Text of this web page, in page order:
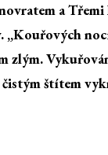
a
„Kouřových
zlým.
štítem